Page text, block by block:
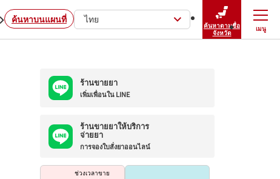
ค้นหาบนแผนที่ ไทย
ค้นหาตามชื่อ
จังหวัด
เมนู
ปิดเมนู
ร้านขายยา
เพิ่มเพื่อนใน LINE
ร้านขายยาให้บริการ
จ่ายยา
การจองใบสั่งยาออนไลน์
ช่วงเวลาขาย